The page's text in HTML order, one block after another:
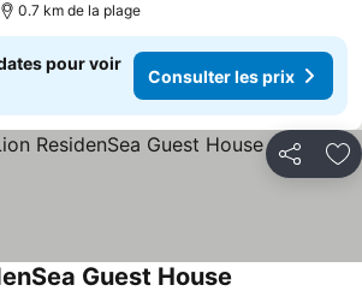
0.7 km de la plage
pour voir
Consulter les prix
Partager
Guest House